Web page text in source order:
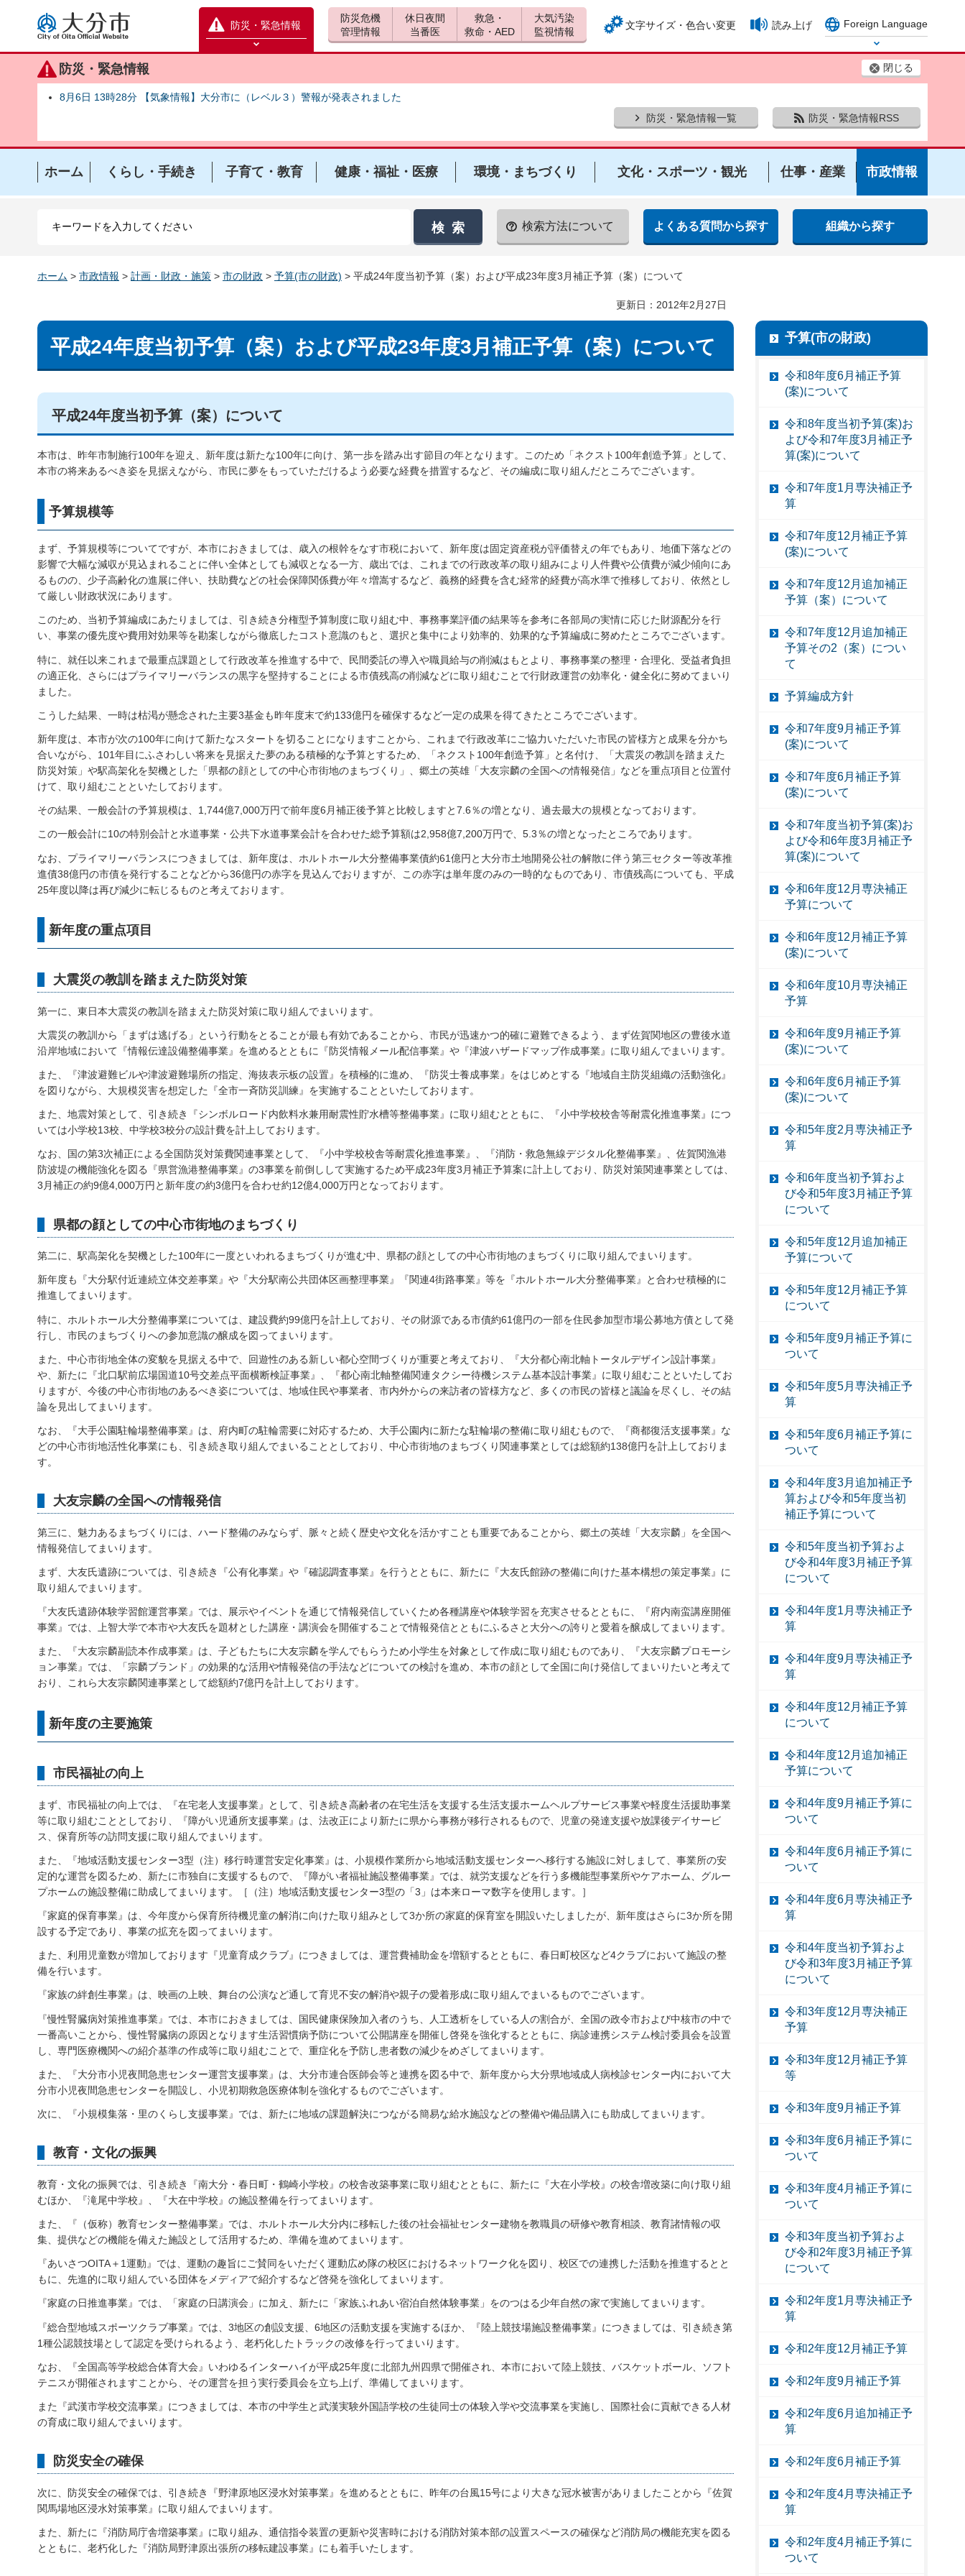
大分市
防災・緊急情報
防災緊急情報を開く
防災・緊急情報 閉じる
8月6日 13時28分 【気象情報】大分市に（レベル３）警報が発表されました
防災・緊急情報一覧
防災・緊急情報RSS
防災危機
管理情報
休日夜間
当番医
救急・
救命・AED
大気汚染
監視情報
文字サイズ・色合い変更 読み上げ
Foreign Language
Select Language
ホーム くらし・手続き 子育て・教育 健康・福祉・医療 環境・まちづくり 文化・スポーツ・観光 仕事・産業 市政情報
検索方法について よくある質問から探す 組織から探す
ホーム > 市政情報 > 計画・財政・施策 > 市の財政 > 予算(市の財政) > 平成24年度当初予算（案）および平成23年度3月補正予算（案）について
更新日：2012年2月27日
平成24年度当初予算（案）および平成23年度3月補正予算（案）について
平成24年度当初予算（案）について
本市は、昨年市制施行100年を迎え、新年度は新たな100年に向け、第一歩を踏み出す節目の年となります。このため「ネクスト100年創造予算」として、
本市の将来あるべき姿を見据えながら、市民に夢をもっていただけるよう必要な経費を措置するなど、その編成に取り組んだところでございます。
予算規模等
まず、予算規模等についてですが、本市におきましては、歳入の根幹をなす市税において、新年度は固定資産税が評価替えの年でもあり、地価下落などの
影響で大幅な減収が見込まれることに伴い全体としても減収となる一方、歳出では、これまでの行政改革の取り組みにより人件費や公債費が減少傾向にあ
るものの、少子高齢化の進展に伴い、扶助費などの社会保障関係費が年々増嵩するなど、義務的経費を含む経常的経費が高水準で推移しており、依然とし
て厳しい財政状況にあります。
このため、当初予算編成にあたりましては、引き続き分権型予算制度に取り組む中、事務事業評価の結果等を参考に各部局の実情に応じた財源配分を行
い、事業の優先度や費用対効果等を勘案しながら徹底したコスト意識のもと、選択と集中により効率的、効果的な予算編成に努めたところでございます。
特に、就任以来これまで最重点課題として行政改革を推進する中で、民間委託の導入や職員給与の削減はもとより、事務事業の整理・合理化、受益者負担
の適正化、さらにはプライマリーバランスの黒字を堅持することによる市債残高の削減などに取り組むことで行財政運営の効率化・健全化に努めてまいり
ました。
こうした結果、一時は枯渇が懸念された主要3基金も昨年度末で約133億円を確保するなど一定の成果を得てきたところでございます。
新年度は、本市が次の100年に向けて新たなスタートを切ることになりますことから、これまで行政改革にご協力いただいた市民の皆様方と成果を分かち
合いながら、101年目にふさわしい将来を見据えた夢のある積極的な予算とするため、「ネクスト100年創造予算」と名付け、「大震災の教訓を踏まえた
防災対策」や駅高架化を契機とした「県都の顔としての中心市街地のまちづくり」、郷土の英雄「大友宗麟の全国への情報発信」などを重点項目と位置付
けて、取り組むことといたしております。
その結果、一般会計の予算規模は、1,744億7,000万円で前年度6月補正後予算と比較しますと7.6％の増となり、過去最大の規模となっております。
この一般会計に10の特別会計と水道事業・公共下水道事業会計を合わせた総予算額は2,958億7,200万円で、5.3％の増となったところであります。
なお、プライマリーバランスにつきましては、新年度は、ホルトホール大分整備事業債約61億円と大分市土地開発公社の解散に伴う第三セクター等改革推
進債38億円の市債を発行することなどから36億円の赤字を見込んでおりますが、この赤字は単年度のみの一時的なものであり、市債残高についても、平成
25年度以降は再び減少に転じるものと考えております。
新年度の重点項目
大震災の教訓を踏まえた防災対策
第一に、東日本大震災の教訓を踏まえた防災対策に取り組んでまいります。
大震災の教訓から「まずは逃げる」という行動をとることが最も有効であることから、市民が迅速かつ的確に避難できるよう、まず佐賀関地区の豊後水道
沿岸地域において『情報伝達設備整備事業』を進めるとともに『防災情報メール配信事業』や『津波ハザードマップ作成事業』に取り組んでまいります。
また、『津波避難ビルや津波避難場所の指定、海抜表示板の設置』を積極的に進め、『防災士養成事業』をはじめとする『地域自主防災組織の活動強化』
を図りながら、大規模災害を想定した『全市一斉防災訓練』を実施することといたしております。
また、地震対策として、引き続き『シンボルロード内飲料水兼用耐震性貯水槽等整備事業』に取り組むとともに、『小中学校校舎等耐震化推進事業』につ
いては小学校13校、中学校3校分の設計費を計上しております。
なお、国の第3次補正による全国防災対策費関連事業として、『小中学校校舎等耐震化推進事業』、『消防・救急無線デジタル化整備事業』、佐賀関漁港
防波堤の機能強化を図る『県営漁港整備事業』の3事業を前倒しして実施するため平成23年度3月補正予算案に計上しており、防災対策関連事業としては、
3月補正の約9億4,000万円と新年度の約3億円を合わせ約12億4,000万円となっております。
県都の顔としての中心市街地のまちづくり
第二に、駅高架化を契機とした100年に一度といわれるまちづくりが進む中、県都の顔としての中心市街地のまちづくりに取り組んでまいります。
新年度も『大分駅付近連続立体交差事業』や『大分駅南公共団体区画整理事業』『関連4街路事業』等を『ホルトホール大分整備事業』と合わせ積極的に
推進してまいります。
特に、ホルトホール大分整備事業については、建設費約99億円を計上しており、その財源である市債約61億円の一部を住民参加型市場公募地方債として発
行し、市民のまちづくりへの参加意識の醸成を図ってまいります。
また、中心市街地全体の変貌を見据える中で、回遊性のある新しい都心空間づくりが重要と考えており、『大分都心南北軸トータルデザイン設計事業』
や、新たに『北口駅前広場国道10号交差点平面横断検証事業』、『都心南北軸整備関連タクシー待機システム基本設計事業』に取り組むことといたしてお
りますが、今後の中心市街地のあるべき姿については、地域住民や事業者、市内外からの来訪者の皆様方など、多くの市民の皆様と議論を尽くし、その結
論を見出してまいります。
なお、『大手公園駐輪場整備事業』は、府内町の駐輪需要に対応するため、大手公園内に新たな駐輪場の整備に取り組むもので、『商都復活支援事業』な
どの中心市街地活性化事業にも、引き続き取り組んでまいることとしており、中心市街地のまちづくり関連事業としては総額約138億円を計上しておりま
す。
大友宗麟の全国への情報発信
第三に、魅力あるまちづくりには、ハード整備のみならず、脈々と続く歴史や文化を活かすことも重要であることから、郷土の英雄「大友宗麟」を全国へ
情報発信してまいります。
まず、大友氏遺跡については、引き続き『公有化事業』や『確認調査事業』を行うとともに、新たに『大友氏館跡の整備に向けた基本構想の策定事業』に
取り組んでまいります。
『大友氏遺跡体験学習館運営事業』では、展示やイベントを通じて情報発信していくため各種講座や体験学習を充実させるとともに、『府内南蛮講座開催
事業』では、上智大学で本市や大友氏を題材とした講座・講演会を開催することで情報発信とともにふるさと大分への誇りと愛着を醸成してまいります。
また、『大友宗麟副読本作成事業』は、子どもたちに大友宗麟を学んでもらうため小学生を対象として作成に取り組むものであり、『大友宗麟プロモーシ
ョン事業』では、「宗麟ブランド」の効果的な活用や情報発信の手法などについての検討を進め、本市の顔として全国に向け発信してまいりたいと考えて
おり、これら大友宗麟関連事業として総額約7億円を計上しております。
新年度の主要施策
市民福祉の向上
まず、市民福祉の向上では、『在宅老人支援事業』として、引き続き高齢者の在宅生活を支援する生活支援ホームヘルプサービス事業や軽度生活援助事業
等に取り組むこととしており、『障がい児通所支援事業』は、法改正により新たに県から事務が移行されるもので、児童の発達支援や放課後デイサービ
ス、保育所等の訪問支援に取り組んでまいります。
また、『地域活動支援センター3型（注）移行時運営安定化事業』は、小規模作業所から地域活動支援センターへ移行する施設に対しまして、事業所の安
定的な運営を図るため、新たに市独自に支援するもので、『障がい者福祉施設整備事業』では、就労支援などを行う多機能型事業所やケアホーム、グルー
プホームの施設整備に助成してまいります。［（注）地域活動支援センター3型の「3」は本来ローマ数字を使用します。］
『家庭的保育事業』は、今年度から保育所待機児童の解消に向けた取り組みとして3か所の家庭的保育室を開設いたしましたが、新年度はさらに3か所を開
設する予定であり、事業の拡充を図ってまいります。
また、利用児童数が増加しております『児童育成クラブ』につきましては、運営費補助金を増額するとともに、春日町校区など4クラブにおいて施設の整
備を行います。
『家族の絆創生事業』は、映画の上映、舞台の公演など通して育児不安の解消や親子の愛着形成に取り組んでまいるものでございます。
『慢性腎臓病対策推進事業』では、本市におきましては、国民健康保険加入者のうち、人工透析をしている人の割合が、全国の政令市および中核市の中で
一番高いことから、慢性腎臓病の原因となります生活習慣病予防について公開講座を開催し啓発を強化するとともに、病診連携システム検討委員会を設置
し、専門医療機関への紹介基準の作成等に取り組むことで、重症化を予防し患者数の減少をめざしてまいります。
また、『大分市小児夜間急患センター運営支援事業』は、大分市連合医師会等と連携を図る中で、新年度から大分県地域成人病検診センター内において大
分市小児夜間急患センターを開設し、小児初期救急医療体制を強化するものでございます。
次に、『小規模集落・里のくらし支援事業』では、新たに地域の課題解決につながる簡易な給水施設などの整備や備品購入にも助成してまいります。
教育・文化の振興
教育・文化の振興では、引き続き『南大分・春日町・鶴崎小学校』の校舎改築事業に取り組むとともに、新たに『大在小学校』の校舎増改築に向け取り組
むほか、『滝尾中学校』、『大在中学校』の施設整備を行ってまいります。
また、『（仮称）教育センター整備事業』では、ホルトホール大分内に移転した後の社会福祉センター建物を教職員の研修や教育相談、教育諸情報の収
集、提供などの機能を備えた施設として活用するため、準備を進めてまいります。
『あいさつOITA＋1運動』では、運動の趣旨にご賛同をいただく運動広め隊の校区におけるネットワーク化を図り、校区での連携した活動を推進するとと
もに、先進的に取り組んでいる団体をメディアで紹介するなど啓発を強化してまいります。
『家庭の日推進事業』では、「家庭の日講演会」に加え、新たに「家族ふれあい宿泊自然体験事業」をのつはる少年自然の家で実施してまいります。
『総合型地域スポーツクラブ事業』では、3地区の創設支援、6地区の活動支援を実施するほか、『陸上競技場施設整備事業』につきましては、引き続き第
1種公認競技場として認定を受けられるよう、老朽化したトラックの改修を行ってまいります。
なお、『全国高等学校総合体育大会』いわゆるインターハイが平成25年度に北部九州四県で開催され、本市において陸上競技、バスケットボール、ソフト
テニスが開催されますことから、その運営を担う実行委員会を立ち上げ、準備してまいります。
また『武漢市学校交流事業』につきましては、本市の中学生と武漢実験外国語学校の生徒同士の体験入学や交流事業を実施し、国際社会に貢献できる人材
の育成に取り組んでまいります。
防災安全の確保
次に、防災安全の確保では、引き続き『野津原地区浸水対策事業』を進めるとともに、昨年の台風15号により大きな冠水被害がありましたことから『佐賀
関馬場地区浸水対策事業』に取り組んでまいります。
また、新たに『消防局庁舎増築事業』に取り組み、通信指令装置の更新や災害時における消防対策本部の設置スペースの確保など消防局の機能充実を図る
とともに、老朽化した『消防局野津原出張所の移転建設事業』にも着手いたします。
予算(市の財政)
令和8年度6月補正予算
(案)について
令和8年度当初予算(案)お
よび令和7年度3月補正予
算(案)について
令和7年度1月専決補正予
算
令和7年度12月補正予算
(案)について
令和7年度12月追加補正
予算（案）について
令和7年度12月追加補正
予算その2（案）につい
て
予算編成方針
令和7年度9月補正予算
(案)について
令和7年度6月補正予算
(案)について
令和7年度当初予算(案)お
よび令和6年度3月補正予
算(案)について
令和6年度12月専決補正
予算について
令和6年度12月補正予算
(案)について
令和6年度10月専決補正
予算
令和6年度9月補正予算
(案)について
令和6年度6月補正予算
(案)について
令和5年度2月専決補正予
算
令和6年度当初予算およ
び令和5年度3月補正予算
について
令和5年度12月追加補正
予算について
令和5年度12月補正予算
について
令和5年度9月補正予算に
ついて
令和5年度5月専決補正予
算
令和5年度6月補正予算に
ついて
令和4年度3月追加補正予
算および令和5年度当初
補正予算について
令和5年度当初予算およ
び令和4年度3月補正予算
について
令和4年度1月専決補正予
算
令和4年度9月専決補正予
算
令和4年度12月補正予算
について
令和4年度12月追加補正
予算について
令和4年度9月補正予算に
ついて
令和4年度6月補正予算に
ついて
令和4年度6月専決補正予
算
令和4年度当初予算およ
び令和3年度3月補正予算
について
令和3年度12月専決補正
予算
令和3年度12月補正予算
等
令和3年度9月補正予算
令和3年度6月補正予算に
ついて
令和3年度4月補正予算に
ついて
令和3年度当初予算およ
び令和2年度3月補正予算
について
令和2年度1月専決補正予
算
令和2年度12月補正予算
令和2年度9月補正予算
令和2年度6月追加補正予
算
令和2年度6月補正予算
令和2年度4月専決補正予
算
令和2年度4月補正予算に
ついて